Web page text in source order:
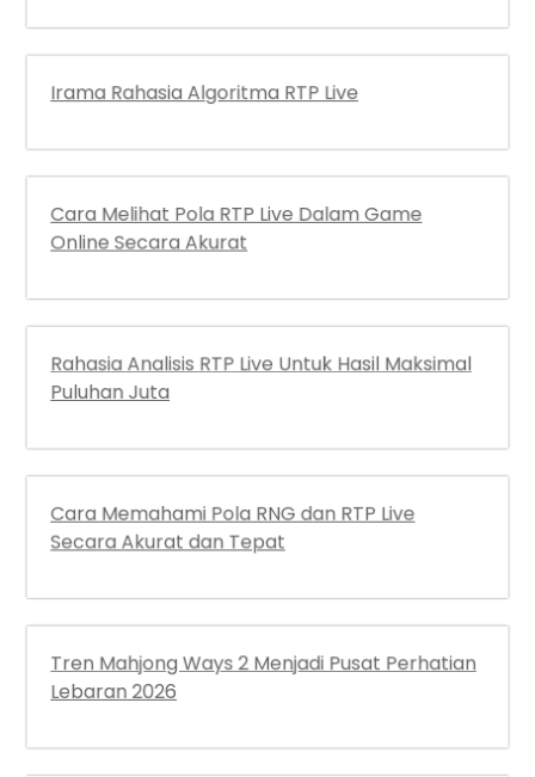
Irama Rahasia Algoritma RTP Live
Cara Melihat Pola RTP Live Dalam Game
Online Secara Akurat
Rahasia Analisis RTP Live Untuk Hasil Maksimal
Puluhan Juta
Cara Memahami Pola RNG dan RTP Live
Secara Akurat dan Tepat
Tren Mahjong Ways 2 Menjadi Pusat Perhatian
Lebaran 2026